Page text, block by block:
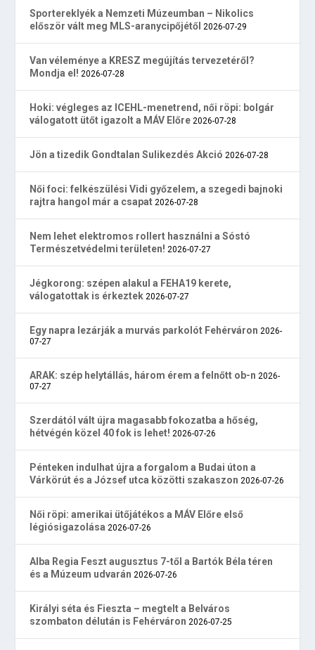
Sportereklyék a Nemzeti Múzeumban – Nikolics
először vált meg MLS-aranycipőjétől 2026-07-29
Van véleménye a KRESZ megújítás tervezetéről?
Mondja el! 2026-07-28
Hoki: végleges az ICEHL-menetrend, női röpi: bolgár
válogatott ütőt igazolt a MÁV Előre 2026-07-28
Jön a tizedik Gondtalan Sulikezdés Akció 2026-07-28
Női foci: felkészülési Vidi győzelem, a szegedi bajnoki
rajtra hangol már a csapat 2026-07-28
Nem lehet elektromos rollert használni a Sóstó
Természetvédelmi területen! 2026-07-27
Jégkorong: szépen alakul a FEHA19 kerete,
válogatottak is érkeztek 2026-07-27
Egy napra lezárják a murvás parkolót Fehérváron 2026-
07-27
ARAK: szép helytállás, három érem a felnőtt ob-n 2026-
07-27
Szerdától vált újra magasabb fokozatba a hőség,
hétvégén közel 40 fok is lehet! 2026-07-26
Pénteken indulhat újra a forgalom a Budai úton a
Várkörút és a József utca közötti szakaszon 2026-07-26
Női röpi: amerikai ütőjátékos a MÁV Előre első
légiósigazolása 2026-07-26
Alba Regia Feszt augusztus 7-től a Bartók Béla téren
és a Múzeum udvarán 2026-07-26
Királyi séta és Fieszta – megtelt a Belváros
szombaton délután is Fehérváron 2026-07-25